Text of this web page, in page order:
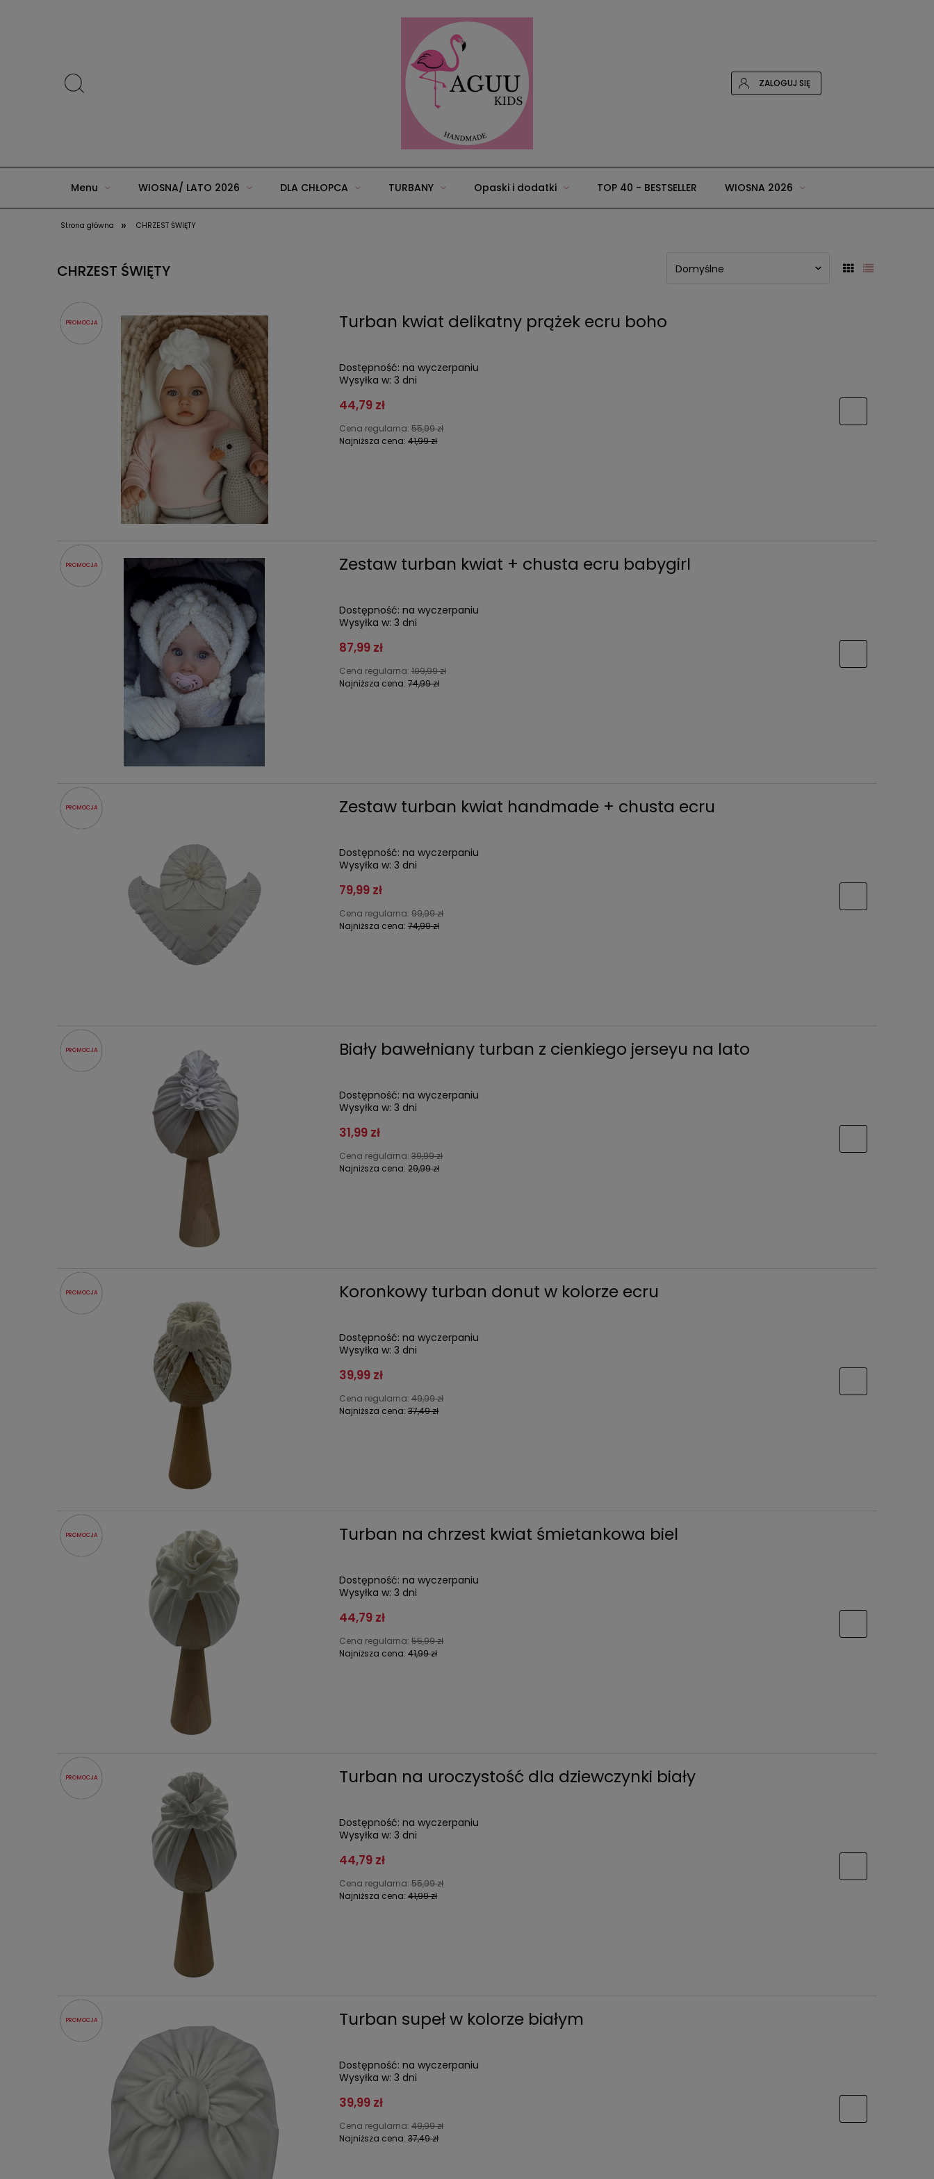
ZALOGUJ SIĘ
Menu WIOSNA/ LATO 2026 DLA CHŁOPCA TURBANY Opaski i dodatki TOP 40 - BESTSELLER WIOSNA 2026
ZIMA 2025 w AGUU KIDS
Strona główna » CHRZEST ŚWIĘTY
CHRZEST ŚWIĘTY
Turban kwiat delikatny prążek ecru boho
Dostępność: na wyczerpaniu
Wysyłka w: 3 dni
44,79 zł
Cena regularna:55,99 zł
Najniższa cena:41,99 zł
PROMOCJA
Zestaw turban kwiat + chusta ecru babygirl
Dostępność: na wyczerpaniu
Wysyłka w: 3 dni
87,99 zł
Cena regularna:109,99 zł
Najniższa cena:74,99 zł
PROMOCJA
Zestaw turban kwiat handmade + chusta ecru
Dostępność: na wyczerpaniu
Wysyłka w: 3 dni
79,99 zł
Cena regularna:99,99 zł
Najniższa cena:74,99 zł
PROMOCJA
Biały bawełniany turban z cienkiego jerseyu na lato
Dostępność: na wyczerpaniu
Wysyłka w: 3 dni
31,99 zł
Cena regularna:39,99 zł
Najniższa cena:29,99 zł
PROMOCJA
Koronkowy turban donut w kolorze ecru
Dostępność: na wyczerpaniu
Wysyłka w: 3 dni
39,99 zł
Cena regularna:49,99 zł
Najniższa cena:37,49 zł
PROMOCJA
Turban na chrzest kwiat śmietankowa biel
Dostępność: na wyczerpaniu
Wysyłka w: 3 dni
44,79 zł
Cena regularna:55,99 zł
Najniższa cena:41,99 zł
PROMOCJA
Turban na uroczystość dla dziewczynki biały
Dostępność: na wyczerpaniu
Wysyłka w: 3 dni
44,79 zł
Cena regularna:55,99 zł
Najniższa cena:41,99 zł
PROMOCJA
Turban supeł w kolorze białym
Dostępność: na wyczerpaniu
Wysyłka w: 3 dni
39,99 zł
Cena regularna:49,99 zł
Najniższa cena:37,49 zł
PROMOCJA